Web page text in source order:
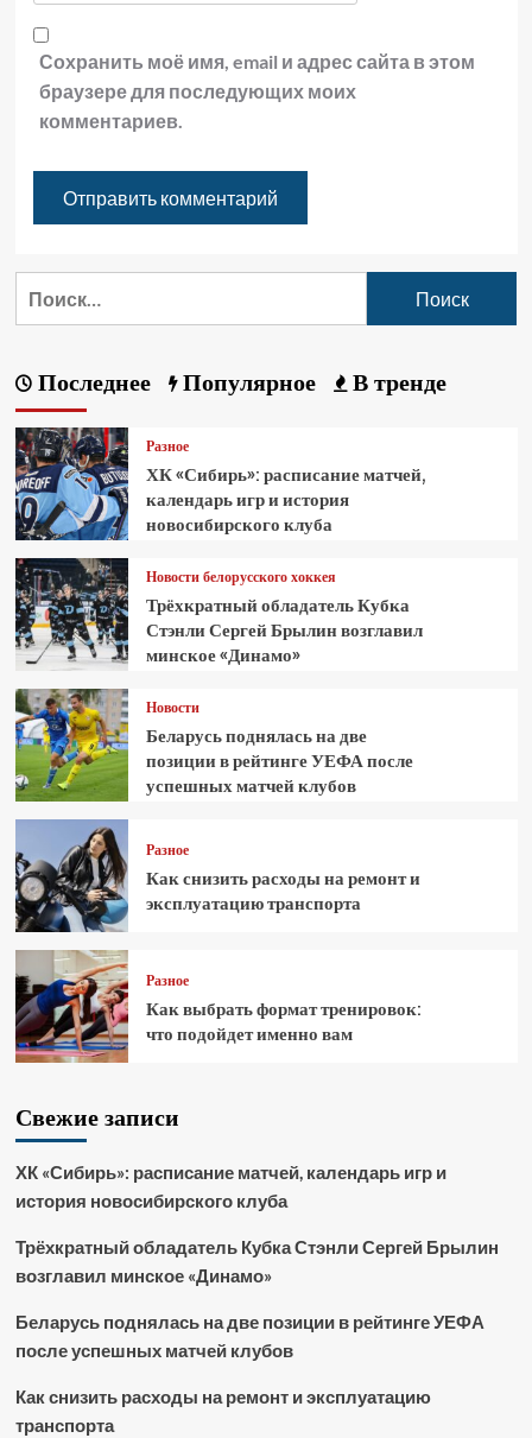
Сохранить моё имя, email и адрес сайта в этом
браузере для последующих моих
комментариев.
Последнее Популярное В тренде
Разное
ХК «Сибирь»: расписание матчей,
календарь игр и история
новосибирского клуба
Новости белорусского хоккея
Трёхкратный обладатель Кубка
Стэнли Сергей Брылин возглавил
минское «Динамо»
Новости
Беларусь поднялась на две
позиции в рейтинге УЕФА после
успешных матчей клубов
Разное
Как снизить расходы на ремонт и
эксплуатацию транспорта
Разное
Как выбрать формат тренировок:
что подойдет именно вам
Свежие записи
ХК «Сибирь»: расписание матчей, календарь игр и
история новосибирского клуба
Трёхкратный обладатель Кубка Стэнли Сергей Брылин
возглавил минское «Динамо»
Беларусь поднялась на две позиции в рейтинге УЕФА
после успешных матчей клубов
Как снизить расходы на ремонт и эксплуатацию
транспорта